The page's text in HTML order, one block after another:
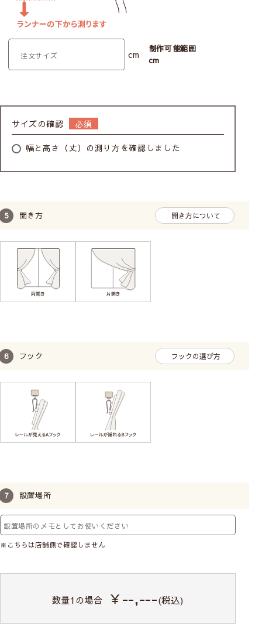
cm
制作可能範囲
cm
サイズの確認
幅と高さ（丈）の測り方を確認しました
開き方 開き方について
フック フックの選び方
設置場所
※こちらは店舗側で確認しません
数量1の場合 ￥--,---(税込)